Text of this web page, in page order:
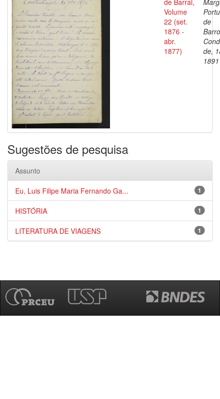
de Barral,
Volume
22 (set.
1876 -
abr.
1877)
de
de,
1891
Sugestões de pesquisa
Assunto
1
Eu, Luis Filipe Maria Fernando Ga...
1
HISTÓRIA
1
LITERATURA DE VIAGENS